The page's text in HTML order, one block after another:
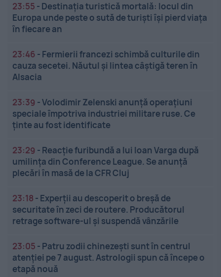
23:55 - Destinația turistică mortală: locul din
Europa unde peste o sută de turiști își pierd viața
în fiecare an
23:46 - Fermierii francezi schimbă culturile din
cauza secetei. Năutul și lintea câștigă teren în
Alsacia
23:39 -Volodimir Zelenski anunță operațiuni
speciale împotriva industriei militare ruse. Ce
ținte au fost identificate
23:29 - Reacție furibundă a lui Ioan Varga după
umilința din Conference League. Se anunță
plecări în masă de la CFR Cluj
23:18 - Experții au descoperit o breșă de
securitate în zeci de routere. Producătorul
retrage software-ul și suspendă vânzările
23:05 - Patru zodii chinezești sunt în centrul
atenției pe 7 august. Astrologii spun că începe o
etapă nouă